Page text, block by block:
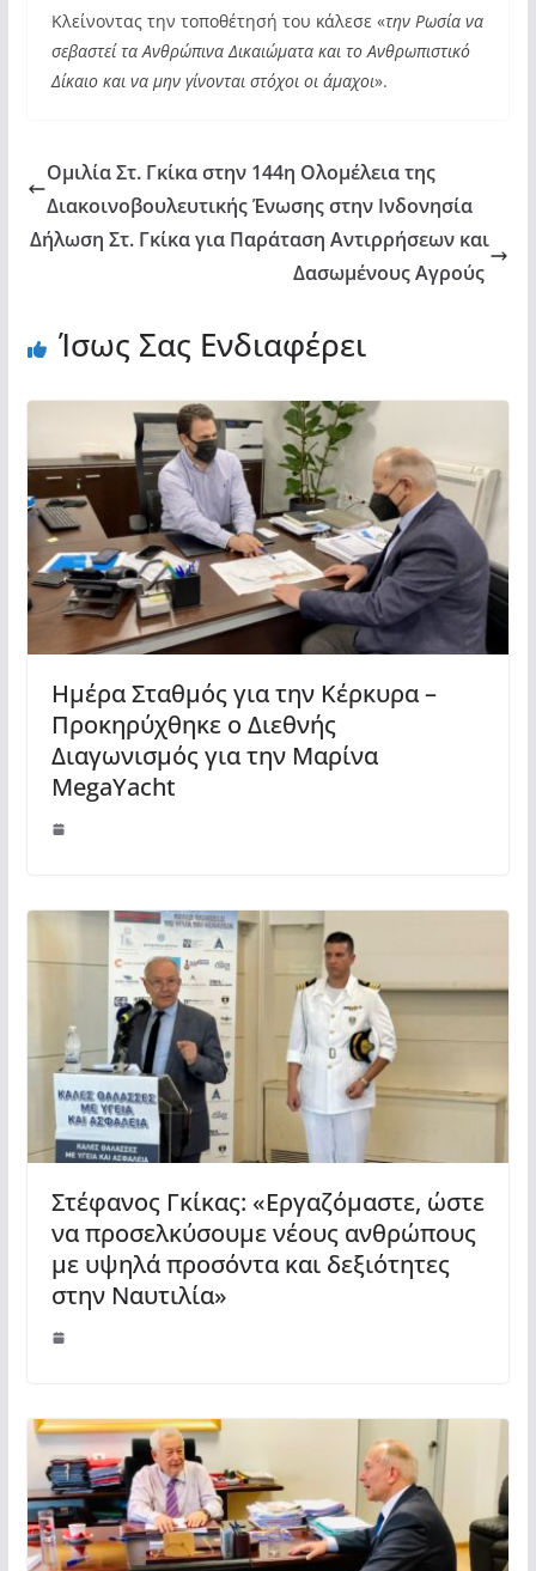
Κλείνοντας την τοποθέτησή του κάλεσε «την Ρωσία να
σεβαστεί τα Ανθρώπινα Δικαιώματα και το Ανθρωπιστικό
Δίκαιο και να μην γίνονται στόχοι οι άμαχοι».
Ομιλία Στ. Γκίκα στην 144η Ολομέλεια της
Διακοινοβουλευτικής Ένωσης στην Ινδονησία
Δήλωση Στ. Γκίκα για Παράταση Αντιρρήσεων και
Δασωμένους Αγρούς
Ίσως Σας Ενδιαφέρει
Ημέρα Σταθμός για την Κέρκυρα –
Προκηρύχθηκε ο Διεθνής
Διαγωνισμός για την Μαρίνα
MegaYacht
Στέφανος Γκίκας: «Εργαζόμαστε, ώστε
να προσελκύσουμε νέους ανθρώπους
με υψηλά προσόντα και δεξιότητες
στην Ναυτιλία»